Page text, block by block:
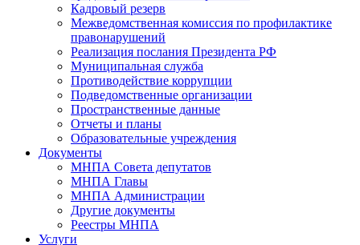
Кадровый резерв
Межведомственная комиссия по профилактике
правонарушений
Реализация послания Президента РФ
Муниципальная служба
Противодействие коррупции
Подведомственные организации
Пространственные данные
Отчеты и планы
Образовательные учреждения
Документы
МНПА Совета депутатов
МНПА Главы
МНПА Администрации
Другие документы
Реестры МНПА
Услуги